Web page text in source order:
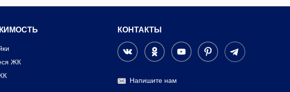
ЖК
КОНТАКТЫ
Напишите нам